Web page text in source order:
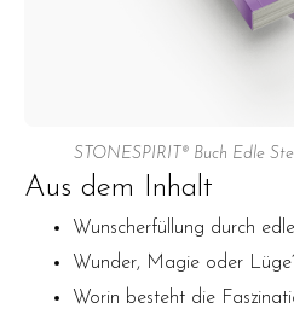
STONESPIRIT® Buch Edle
Aus dem Inhalt
Wunscherfüllung durch
Wunder, Magie oder
Worin besteht die